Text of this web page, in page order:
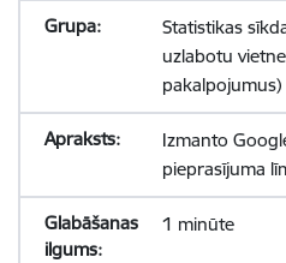
Statistikas
uzlabotu
pakalpojumus)
Izmanto
pieprasījuma
1 minūte